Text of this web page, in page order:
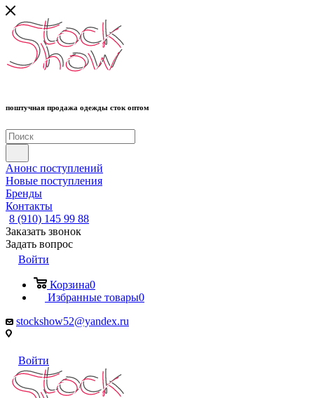
поштучная продажа одежды сток оптом
Анонс поступлений
Новые поступления
Бренды
Контакты
8 (910) 145 99 88
Заказать звонок
Задать вопрос
Войти
Корзина0
Избранные товары0
stockshow52@yandex.ru
Войти